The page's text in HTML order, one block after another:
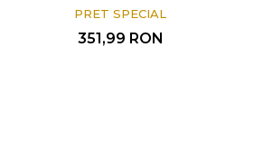
PRET SPECIAL
351,99 RON